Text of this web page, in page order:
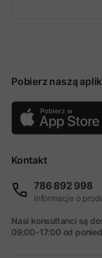
Pobierz naszą
Kontakt
786 892 998
Informacje o
Nasi konsultanci są
09:00-17:00 od